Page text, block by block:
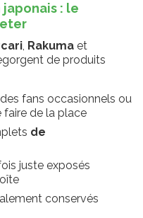
japonais : le
, Rakuma et
de produits
fans occasionnels ou
faire de la place
de
juste exposés
conservés